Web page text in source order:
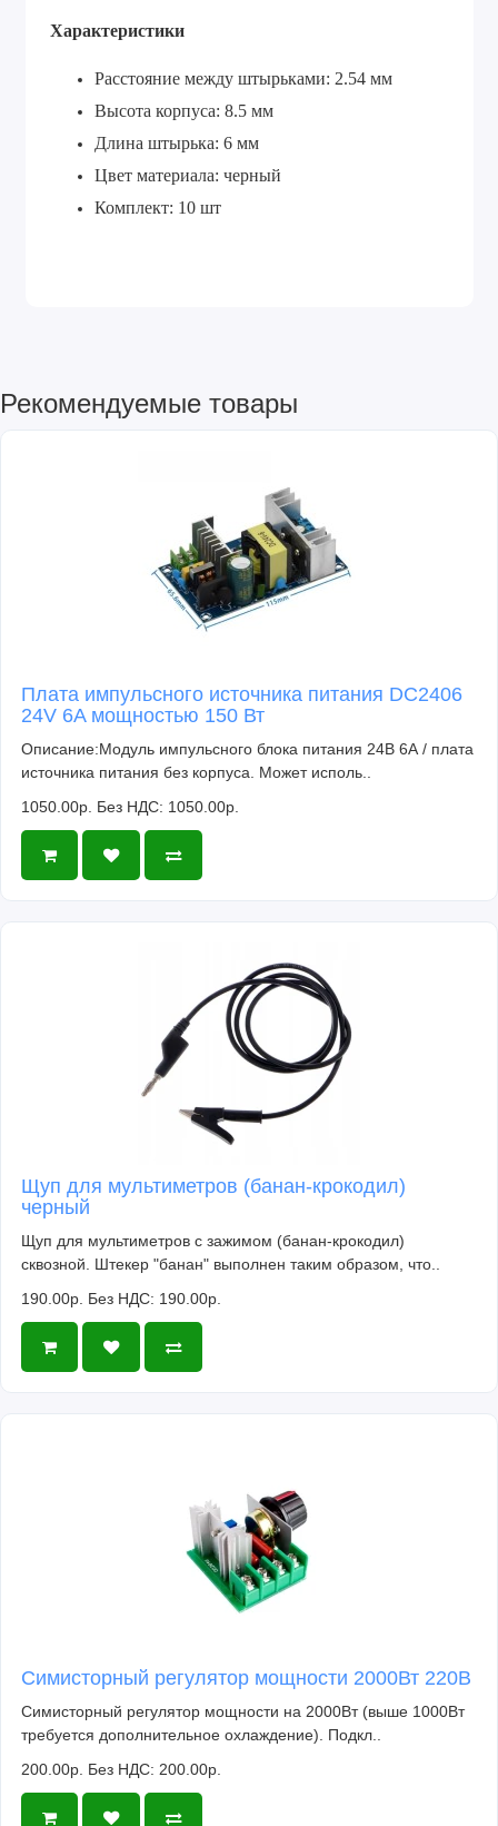
Характеристики
Расстояние между штырьками: 2.54 мм
Высота корпуса: 8.5 мм
Длина штырька: 6 мм
Цвет материала: черный
Комплект: 10 шт
Рекомендуемые товары
Плата импульсного источника питания DC2406
24V 6A мощностью 150 Вт
Описание:Модуль импульсного блока питания 24В 6А / плата
источника питания без корпуса. Может исполь..
1050.00р. Без НДС: 1050.00р.
Щуп для мультиметров (банан-крокодил)
черный
Щуп для мультиметров с зажимом (банан-крокодил)
сквозной. Штекер "банан" выполнен таким образом, что..
190.00р. Без НДС: 190.00р.
Симисторный регулятор мощности 2000Вт 220В
Симисторный регулятор мощности на 2000Вт (выше 1000Вт
требуется дополнительное охлаждение). Подкл..
200.00р. Без НДС: 200.00р.